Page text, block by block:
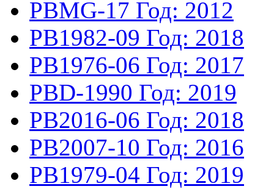
PBMG-17 Год: 2012
PB1982-09 Год: 2018
PB1976-06 Год: 2017
PBD-1990 Год: 2019
PB2016-06 Год: 2018
PB2007-10 Год: 2016
PB1979-04 Год: 2019